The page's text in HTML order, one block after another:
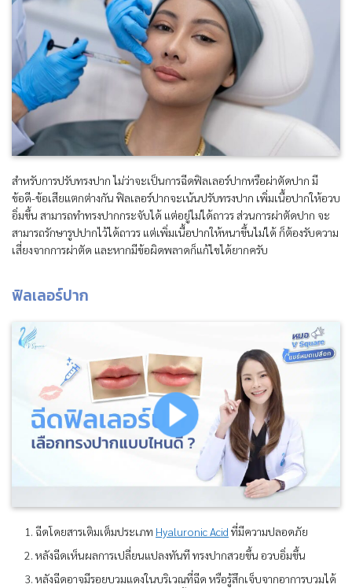
สำหรับการปรับทรงปาก ไม่ว่าจะเป็นการฉีดฟิลเลอร์ปากหรือผ่าตัดปาก มี
ข้อดี-ข้อเสียแตกต่างกัน ฟิลเลอร์ปากจะเน้นปรับทรงปาก เพิ่มเนื้อปากให้อวบ
อิ่มขึ้น สามารถทำทรงปากกระจับได้ แต่อยู่ไม่ได้ถาวร ส่วนการผ่าตัดปาก จะ
สามารถรักษารูปปากไว้ได้ถาวร แต่เพิ่มเนื้อปากให้หนาขึ้นไม่ได้ ก็ต้องรับความ
เสี่ยงจากการผ่าตัด และหากมีข้อผิดพลาดก็แก้ไขได้ยากครับ
ฟิลเลอร์ปาก
ฉีดโดยสารเติมเต็มประเภท Hyaluronic Acid ที่มีความปลอดภัย
หลังฉีดเห็นผลการเปลี่ยนแปลงทันที ทรงปากสวยขึ้น อวบอิ่มขึ้น
หลังฉีดอาจมีรอยบวมแดงในบริเวณที่ฉีด หรือรู้สึกเจ็บจากอาการบวมได้